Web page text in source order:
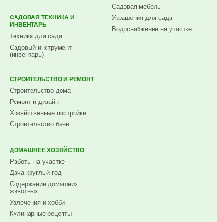
САДОВАЯ ТЕХНИКА И
ИНВЕНТАРЬ
Техника для сада
Садовый инструмент
(инвентарь)
Садовая мебель
Украшения для сада
Водоснабжение на участке
СТРОИТЕЛЬСТВО И РЕМОНТ
Строительство дома
Ремонт и дизайн
Хозяйственные постройки
Строительство бани
ДОМАШНЕЕ ХОЗЯЙСТВО
Работы на участке
Дача круглый год
Содержание домашних
животных
Увлечения и хобби
Кулинарные рецепты